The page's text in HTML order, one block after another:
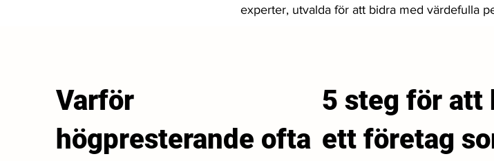
experter, utvalda för att bidra med värdefulla
Varför
högpresterande ofta
5 steg för att
ett företag